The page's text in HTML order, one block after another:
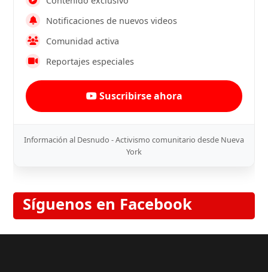
Notificaciones de nuevos videos
Comunidad activa
Reportajes especiales
Suscribirse ahora
Información al Desnudo - Activismo comunitario desde Nueva
York
Síguenos en Facebook